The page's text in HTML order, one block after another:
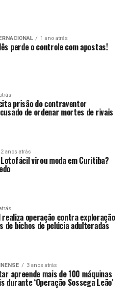
1 ano atrás
perde o controle com apostas!
prisão do contraventor
de ordenar mortes de rivais
2 anos atrás
virou moda em Curitiba?
realiza operação contra exploração
de bichos de pelúcia adulteradas
3 anos atrás
apreende mais de 100 máquinas
durante ‘Operação Sossega Leão’